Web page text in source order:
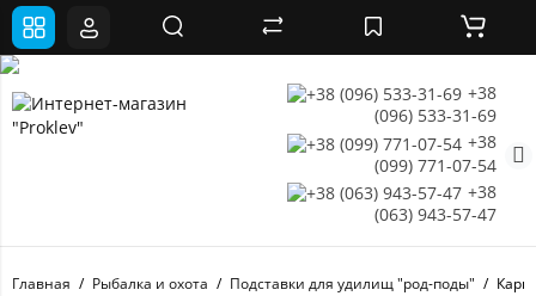
+38
(096) 533-31-69
+38
(099) 771-07-54
+38
(063) 943-57-47
Главная Рыбалка и охота Подставки для удилищ "род-поды"